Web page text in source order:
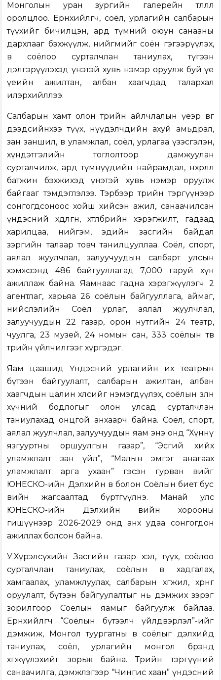
Монголын уран зургийн галерейн төлөөлөл
оролцлоо. Ерөнхийлөгч, соёл, урлагийн салбарын
түүхийг бичилцэн, ард түмний оюун санааны
дархлааг бэхжүүлж, нийгмийг соён гэгээрүүлэх,
өв соёлоо сурталчлан таниулах, түгээн
дэлгэрүүлэхэд үнэтэй хувь нэмэр оруулж буй үе
үеийн ажилтан, албан хаагчдад талархал
илэрхийллээ.
Салбарын хамт олон төрийн айлчлалын үеэр өвөг
дээдсийнхээ түүх, нүүдэлчдийн ахуй амьдрал,
зан заншил, өв уламжлал, соёл, урлагаа үзэсгэлэн,
хүндэтгэлийн тоглолтоор дамжуулан
сурталчилж, ард түмнүүдийн найрамдал, нөхөрлөл
батжин бэхжихэд үнэтэй хувь нэмэр оруулж
байгааг тэмдэглэлээ. Тэрбээр төрийн тэргүүнээр
сонгогдсоноос хойш хийсэн ажил, санаачилсан
үндэсний хөдөлгөөн, хөтөлбөрийн хэрэгжилт, гадаад
харилцаа, нийгэм, эдийн засгийн байдал
зэргийн талаар товч танилцууллаа. Соёл, спорт,
аялал жуулчлал, залуучуудын салбарт улсын
хэмжээнд 486 байгууллагад 7,000 гаруй хүн
ажиллаж байна. Яамнаас гадна хэрэгжүүлэгч 2
агентлаг, харьяа 26 соёлын байгууллага, аймаг,
нийслэлийн Соёл урлаг, аялал жуулчлал,
залуучуудын 22 газар, орон нутгийн 24 театр,
чуулга, 23 музей, 24 номын сан, 333 соёлын төв
төрийн үйлчилгээг хүргэдэг.
Яам цаашид Үндэсний урлагийн их театрын
бүтээн байгуулалт, салбарын ажилтан, албан
хаагчдын цалин хөлсийг нэмэгдүүлэх, соёлын зөөлөн
хүчний бодлогыг олон улсад сурталчлан
таниулахад онцгой анхаарч байна. Соёл, спорт,
аялал жуулчлал, залуучуудын яам энэ онд “Хүннү
язгууртны оршуулгын газар”, “Эсгий хийх
уламжлалт зан үйл”, “Малын эмгэг анагаах
уламжлалт арга ухаан” гэсэн гурван өвийг
ЮНЕСКО-ийн Дэлхийн өв болон Соёлын биет бус
өвийн жагсаалтад бүртгүүлнэ. Манай улс
ЮНЕСКО-ийн Дэлхийн өвийн хорооны
гишүүнээр 2026-2029 онд анх удаа сонгогдон
ажиллах болсон байна.
У.Хүрэлсүхийн Засгийн газар хэл, түүх, соёлоо
сурталчлан таниулах, соёлын өвөө хадгалах,
хамгаалах, уламжлуулах, салбарын хөгжил, хөрөнгө
оруулалт, бүтээн байгуулалтыг нь дэмжих зэрэг
зорилгоор Соёлын яамыг байгуулж байлаа.
Ерөнхийлөгч “Соёлын бүтээлч үйлдвэрлэл”-ийг
дэмжиж, Монгол туургатны өв соёлыг дэлхийд
таниулах, соёл, урлагийн монгол брэнд
хөгжүүлэхийг зорьж байна. Төрийн тэргүүний
санаачилга, дэмжлэгээр “Чингис хаан” үндэсний